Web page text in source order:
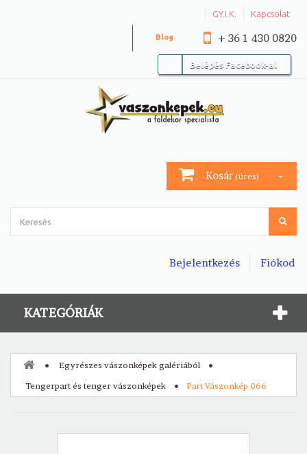
GY.I.K. Kapcsolat
+ 36 1 430 0820
Blog
Belépés Facebook-al
Kosár (üres)
Fiókod
Bejelentkezés
KATEGÓRIÁK
Egyrészes vászonképek galériából
Tengerpart és tenger vászonképek
Part Vászonkép 066